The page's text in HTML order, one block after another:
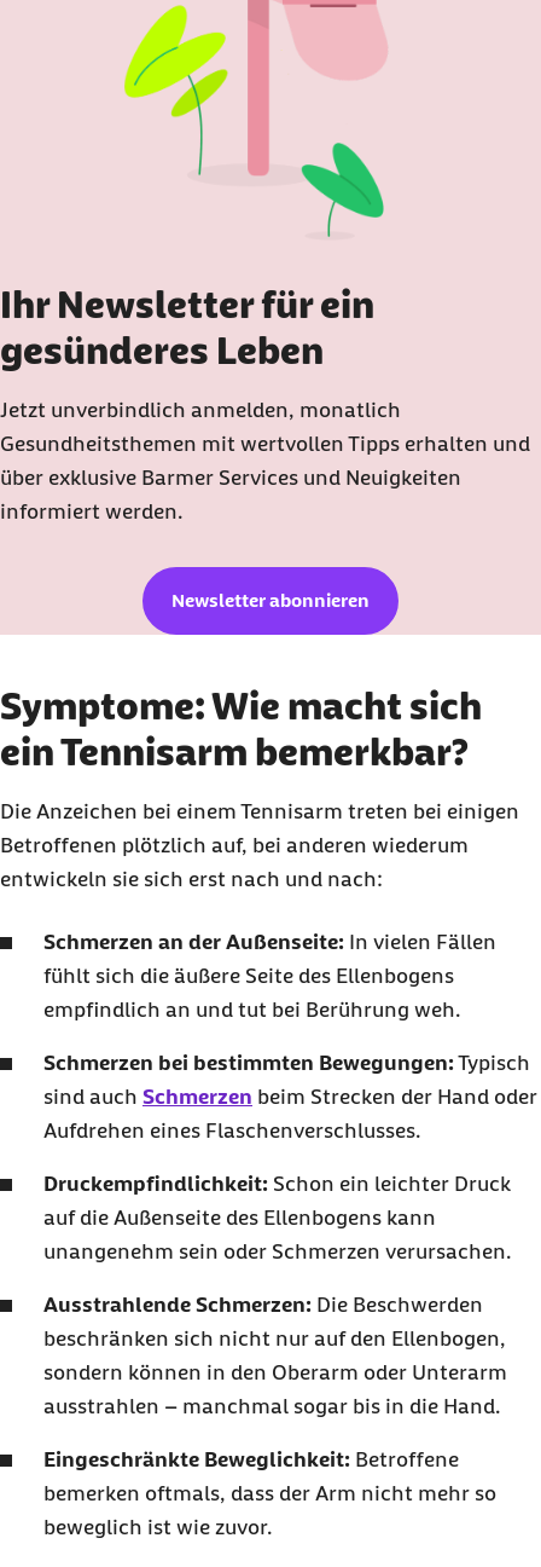
Ihr Newsletter für ein
gesünderes Leben
Jetzt unverbindlich anmelden, monatlich
Gesundheitsthemen mit wertvollen Tipps erhalten und
über exklusive Barmer Services und Neuigkeiten
informiert werden.
Newsletter abonnieren
Symptome: Wie macht sich
ein Tennisarm bemerkbar?
Die Anzeichen bei einem Tennisarm treten bei einigen
Betroffenen plötzlich auf, bei anderen wiederum
entwickeln sie sich erst nach und nach:
Schmerzen an der Außenseite: In vielen Fällen
fühlt sich die äußere Seite des Ellenbogens
empfindlich an und tut bei Berührung weh.
Schmerzen bei bestimmten Bewegungen:Typisch
sind auch Schmerzen beim Strecken der Hand oder
Aufdrehen eines Flaschenverschlusses.
Druckempfindlichkeit: Schon ein leichter Druck
auf die Außenseite des Ellenbogens kann
unangenehm sein oder Schmerzen verursachen.
Ausstrahlende Schmerzen: Die Beschwerden
beschränken sich nicht nur auf den Ellenbogen,
sondern können in den Oberarm oder Unterarm
ausstrahlen – manchmal sogar bis in die Hand.
Eingeschränkte Beweglichkeit: Betroffene
bemerken oftmals, dass der Arm nicht mehr so
beweglich ist wie zuvor.